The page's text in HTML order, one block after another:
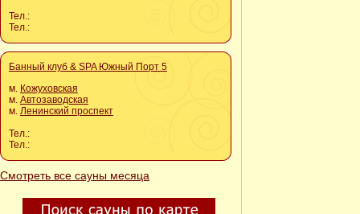
Тел.:
Тел.:
Банный клуб & SPA Южный Порт 5
м. Кожуховская
м. Автозаводская
м. Ленинский проспект
Тел.:
Тел.:
Смотреть все сауны месяца